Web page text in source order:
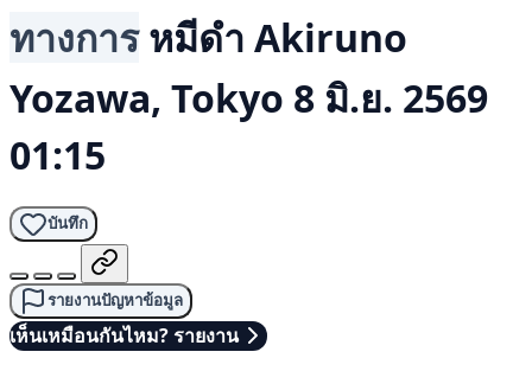
ทางการ หมีดำ Akiruno
Yozawa, Tokyo 8 มิ.ย. 2569
01:15
บันทึก
รายงานปัญหาข้อมูล
เห็นเหมือนกันไหม? รายงาน